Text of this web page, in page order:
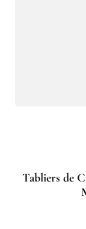
Tabliers de